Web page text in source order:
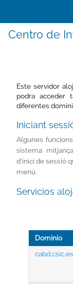
Centro de
Este servidor
podra acceder
diferentes
Iniciant
Algunes
sistema
d'inici de sessió
menú.
Servicios
Dominio
cabd.csic.es